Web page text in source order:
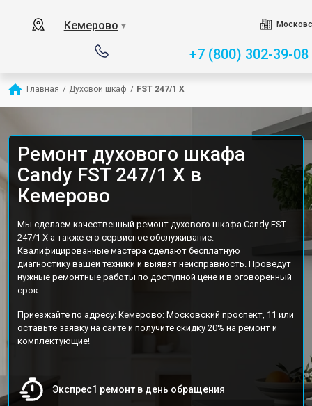
Кемерово ▼
+7 (800) 302-39-08
Главная / Духовой шкаф / FST 247/1 X
Ремонт духового шкафа
Candy FST 247/1 X в
Кемерово
Мы сделаем качественный ремонт духового шкафа Candy FST
247/1 X а также его сервисное обслуживание.
Квалифицированные мастера сделают бесплатную
диагностику вашей техники и выявят неисправность. Проведут
нужные ремонтные работы по доступной цене и в оговоренный
срок.
Приезжайте по адресу: Кемерово: Московский проспект, 11 или
оставьте заявку на сайте и получите скидку 20% на ремонт и
комплектующие!
Экспрес1 ремонт в день обращения